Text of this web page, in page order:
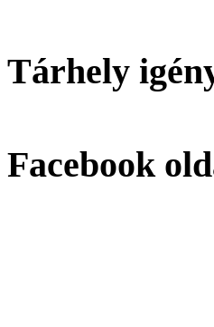
Tárhely
Facebook